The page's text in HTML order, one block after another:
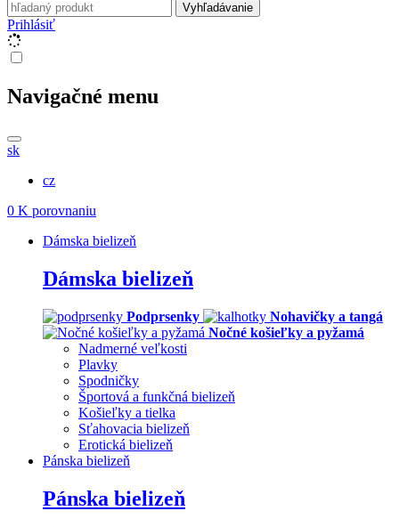
Vyhľadávanie
Prihlásiť
Navigačné menu
sk
cz
0 K porovnaniu
Dámska bielizeň
Dámska bielizeň
Podprsenky
Nohavičky a tangá
Nočné košieľky a pyžamá
Nadmerné veľkosti
Plavky
Spodničky
Športová a funkčná bielizeň
Košieľky a tielka
Sťahovacia bielizeň
Erotická bielizeň
Pánska bielizeň
Pánska bielizeň